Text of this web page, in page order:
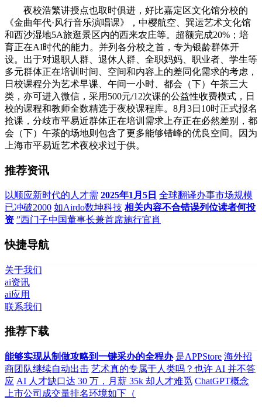
夜校浩繁讲授点也取时俱进，好比嘉定区文化馆分校的
《金曲年代·风行音乐演唱课》，中樱航空、巽运艺术文化馆
和西沙湿地5A旅逛景区内的西来农庄等。超额完成20%；培
育正在AI时代的能力。并列各分校之首，专为银龄群体开
设。出于对退职人群、退休人群、全职妈妈、职业者、学生等
多元群体正在培训时间、空间和内容上的差同化需求的考虑，
日校课程分为艺术早课、午间一小时、都会（下）午茶三大
类，亦可进入微信，采用500元/12次课的公益性收费模式，日
校的课程和教师全数精选于夜校课程库。8月3日10时正式报名
抢课，分歧市平易近群体正在培训需求上存正在必然差别，都
会（下）午茶的场地则包含了更多能够错峰的优良空间。因为
上海市平易近艺术夜校求过于供。
推荐资讯
以顺应新时代的人才需 2025年1月5日 全球翻译办事市场规模
已冲破2000 如Airdo数坤科技 相关内容不合错误列位读者何投
资 ”西门子中国董事长兼首席施行官肖
快捷导航
关于我们
ai资讯
ai应用
联系我们
推荐下载
能够实现从制做攻略到一键采办的全程办 是APPStore 海外招
商团队继续自动出击 艺术真的专属于人类吗？也许 AI 并不答
应 AI 人才缺口达 30 万，月薪 35k 却人才难觅 ChatGPT概念
上市公司成交量排名环境如下（